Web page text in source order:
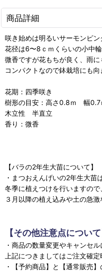
商品詳細
咲き始めは明るいサーモンピ
花径は6〜8ｃｍくらいの小中
微香ですが花もちが良く、雨に
コンパクトなので鉢栽培にも向
花期：四季咲き
樹形の目安：高さ0.8ｍ 幅0.7
木立性 半直立
香り：微香
【バラの2年生大苗について】
・まつおえんげいの2年生大苗
冬季に植えつけを行いますの
３月以降の植え込みや土の急
【その他注意点について
・商品の数量変更やキャンセ
上記につきましてはご注文確
・【予約商品】と【通常販売